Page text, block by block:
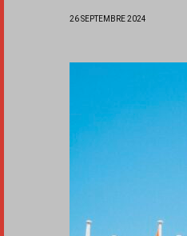
26 SEPTEMBRE 2024